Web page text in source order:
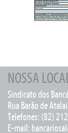
NOSSA
Sindicato dos
Rua Barão de
Telefones: (82)
E-mail: